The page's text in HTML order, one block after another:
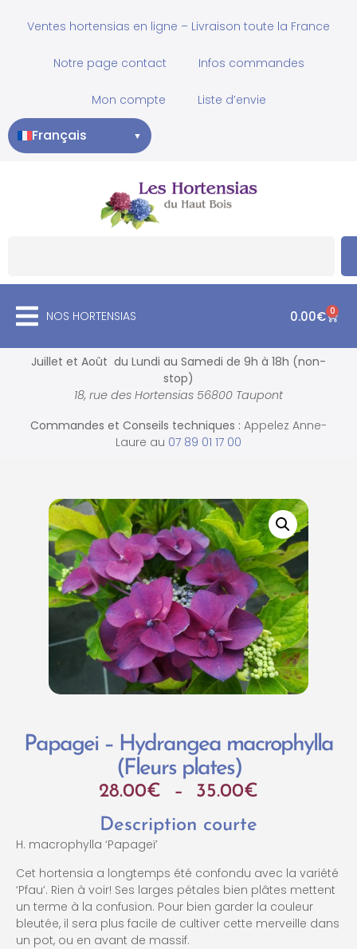
Ventes hortensias en ligne – Livraison toute la France
Notre page contact Infos commandes
Mon compte Liste d’envie
Français ▼
NOS HORTENSIAS 0.00€ 0
Juillet et Août du Lundi au Samedi de 9h à 18h (non-
stop)
18, rue des Hortensias 56800 Taupont
Commandes et Conseils techniques : Appelez Anne-
Laure au 07 89 01 17 00
Papagei – Hydrangea macrophylla
(Fleurs plates)
28.00€ – 35.00€
Description courte
H. macrophylla ‘Papageï’
Cet hortensia a longtemps été confondu avec la variété
‘Pfau’. Rien à voir! Ses larges pétales bien plâtes mettent
un terme à la confusion. Pour bien garder la couleur
bleutée, il sera plus facile de cultiver cette merveille dans
un pot, ou en avant de massif.